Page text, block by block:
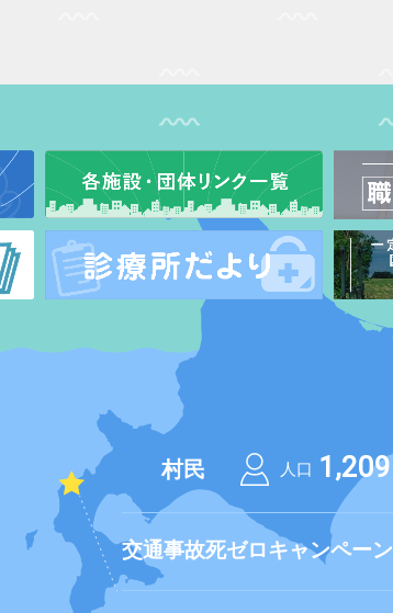
村民 人口 1,209
交通事故死ゼロキャンペーン